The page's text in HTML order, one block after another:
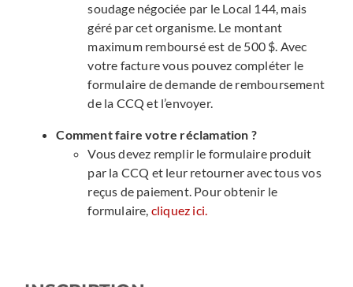
soudage négociée par le Local 144, mais
géré par cet organisme. Le montant
maximum remboursé est de 500 $. Avec
votre facture vous pouvez compléter le
formulaire de demande de remboursement
de la CCQ et l’envoyer.
Comment faire votre réclamation ?
Vous devez remplir le formulaire produit
par la CCQ et leur retourner avec tous vos
reçus de paiement. Pour obtenir le
formulaire, cliquez ici.